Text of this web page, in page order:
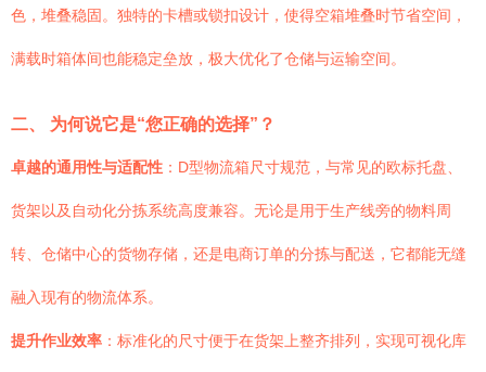
色，堆叠稳固。独特的卡槽或锁扣设计，使得空箱堆叠时节省空间，
满载时箱体间也能稳定垒放，极大优化了仓储与运输空间。
二、 为何说它是“您正确的选择”？
卓越的通用性与适配性 ：D型物流箱尺寸规范，与常见的欧标托盘、
货架以及自动化分拣系统高度兼容。无论是用于生产线旁的物料周
转、仓储中心的货物存储，还是电商订单的分拣与配送，它都能无缝
融入现有的物流体系。
提升作业效率 ：标准化的尺寸便于在货架上整齐排列，实现可视化库